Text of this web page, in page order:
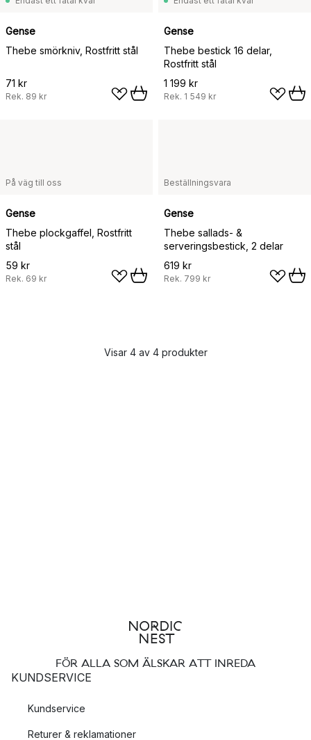
Gense
Thebe smörkniv, Rostfritt stål
71 kr
Rek. 89 kr
Gense
Thebe bestick 16 delar,
Rostfritt stål
1 199 kr
Rek. 1 549 kr
På väg till oss
Gense
Thebe plockgaffel, Rostfritt
stål
59 kr
Rek. 69 kr
Beställningsvara
Gense
Thebe sallads- &
serveringsbestick, 2 delar
619 kr
Rek. 799 kr
Visar 4 av 4 produkter
FÖR ALLA SOM ÄLSKAR ATT INREDA
KUNDSERVICE
Kundservice
Returer & reklamationer